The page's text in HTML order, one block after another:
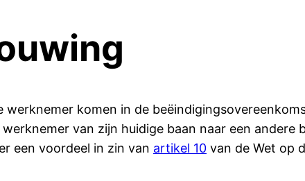
werknemer komen in de
van zijn huidige baan naar een andere
een voordeel in zin van artikel 10 van de Wet op